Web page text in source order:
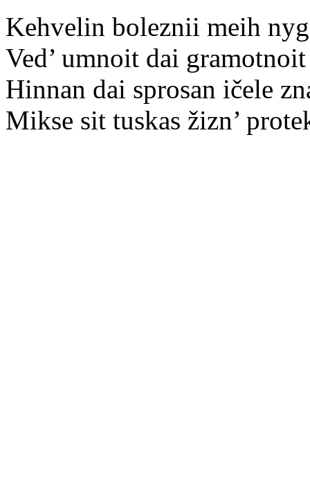
Kehvelin boleznii meih
Ved’ umnoit dai
Hinnan dai sprosan ičele
Mikse sit tuskas žizn’